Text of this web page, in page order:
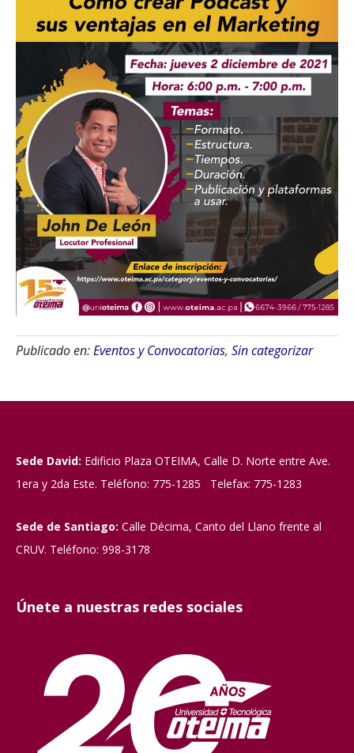
Publicado en:Eventos y Convocatorias, Sin categorizar
Sede David: Edificio Plaza OTEIMA, Calle D. Norte entre Ave.
1era y 2da Este. Teléfono: 775-1285 Telefax: 775-1283
Sede de Santiago: Calle Décima, Canto del Llano frente al
CRUV. Teléfono: 998-3178
Únete a nuestras redes sociales